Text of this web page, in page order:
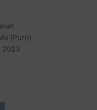
(Purn)
2023